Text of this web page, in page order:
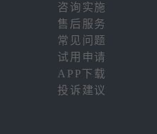
咨询实施
售后服务
常见问题
试用申请
APP下载
投诉建议